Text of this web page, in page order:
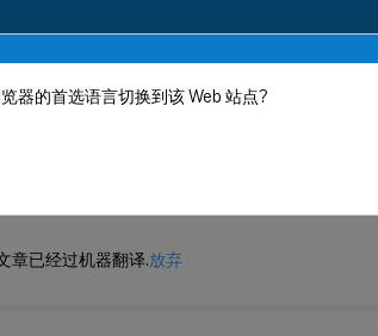
机器动态翻译。
章已经过机器翻译.放弃
器的首选语言切换到该 Web 站点?